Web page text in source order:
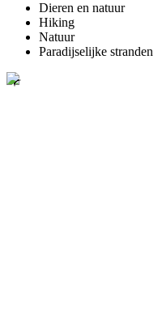
Dieren en natuur
Hiking
Natuur
Paradijselijke stranden